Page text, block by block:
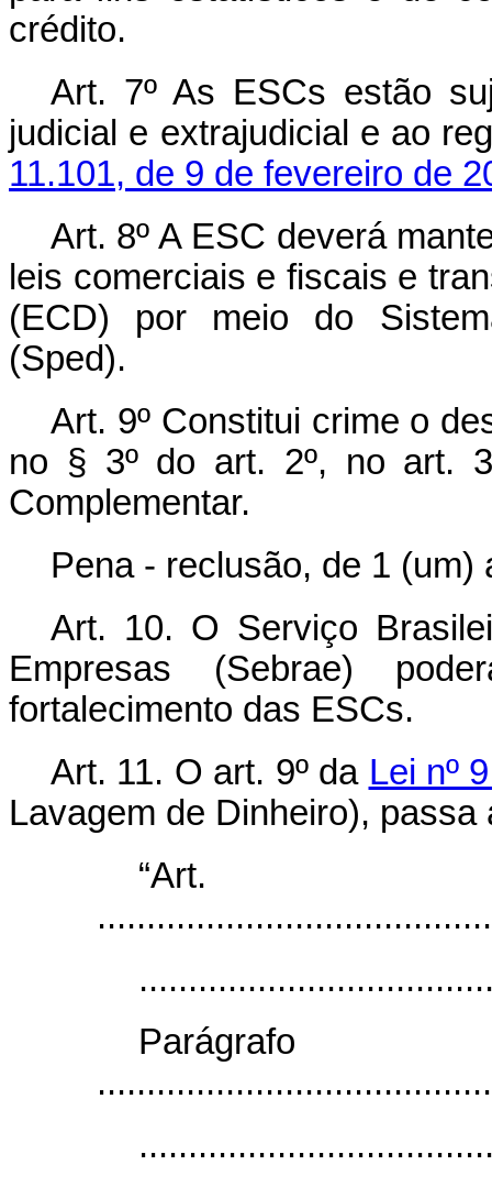
crédito.
Art. 7º As ESCs estão
judicial e extrajudicial e ao
11.101, de 9 de fevereiro de
Art. 8º A ESC deverá
leis comerciais e fiscais e
(ECD) por meio do
(Sped).
Art. 9º Constitui crime o
no § 3º do art. 2º, no art.
Complementar.
Pena - reclusão, de 1 (um)
Art. 10. O Serviço
Empresas (Sebrae)
fortalecimento das ESCs.
Art. 11. O art. 9º da Lei nº
Lavagem de Dinheiro),